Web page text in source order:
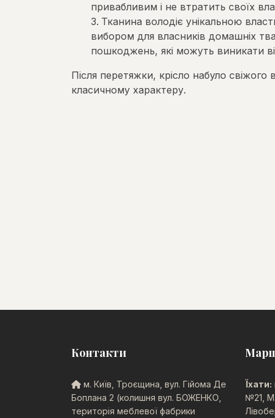
привабливим і не втратить своїх
Тканина володіє унікальною
вибором для власників домашніх
пошкоджень, які можуть виникати
Після перетяжки, крісло набуло
класичному характеру.
Контакти
м. Київ, Троєщина, вул. Гійома Де
Боплана 2 (колишня вул. БОЖЕНКО,
територія меблевої фабрики
Їхати:
№21,